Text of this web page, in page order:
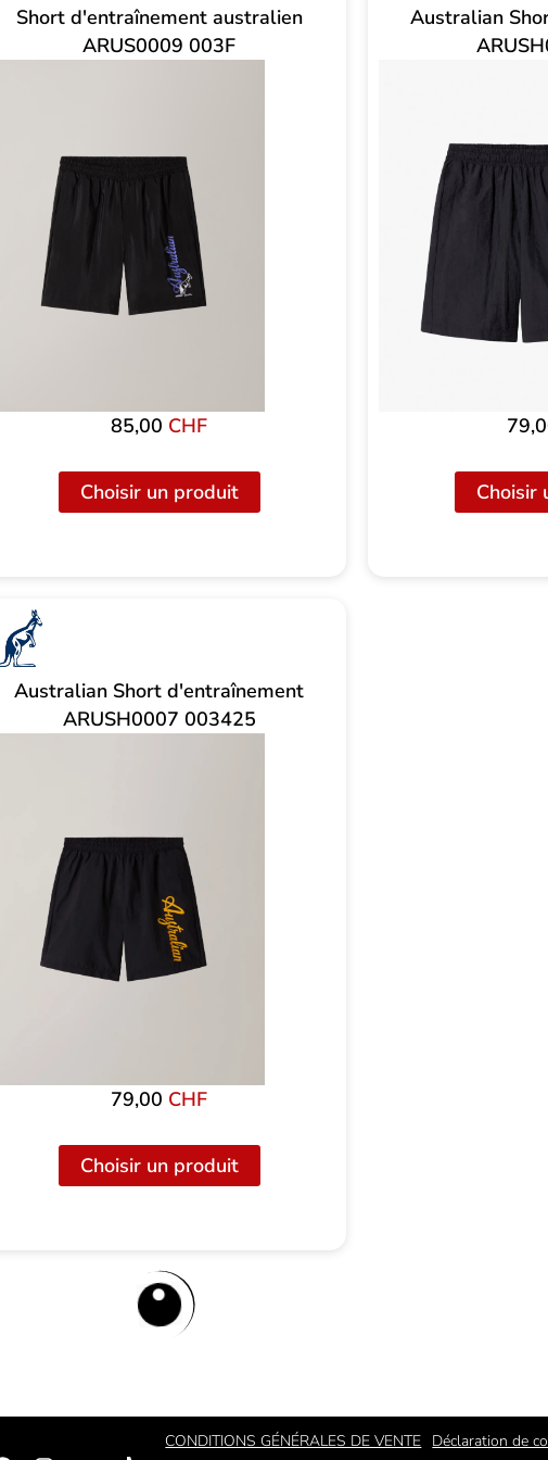
Short d'entraînement australien
ARUS0009 003F
85,00 CHF
Choisir un produit
Australian
Choisir
Australian Short d'entraînement
ARUSH0007 003425
79,00 CHF
Choisir un produit
CONDITIONS GÉNÉRALES DE VENTE Déclaration de